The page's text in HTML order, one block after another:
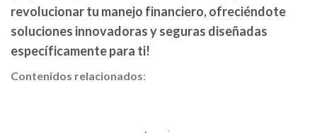
revolucionar tu manejo financiero, ofreciéndote
soluciones innovadoras y seguras diseñadas
específicamente para ti!
Contenidos relacionados: